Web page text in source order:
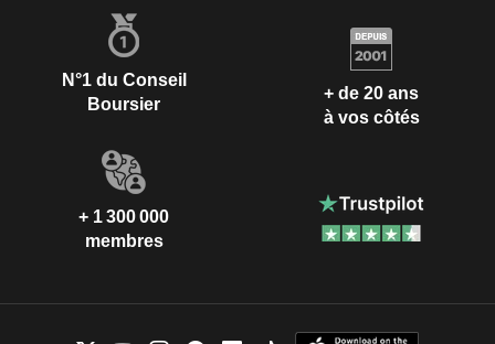
N°1 du Conseil
Boursier
+ de 20 ans
à vos côtés
+ 1 300 000
membres